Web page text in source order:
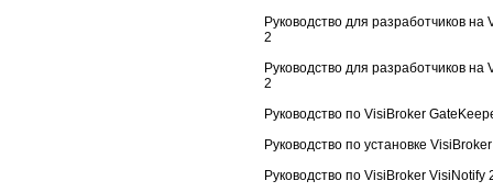
Руководство для разработчиков на
2
Руководство для разработчиков на
2
Руководство по VisiBroker
Руководство по установке
Руководство по VisiBroker VisiNotify